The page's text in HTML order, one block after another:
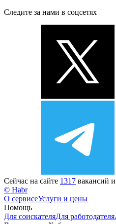
Следите за нами в соцсетях
Сейчас на сайте 1317 вакансий и
© Habr
О сервисеУслуги и цены
Помощь
Для соискателяДля работодателя